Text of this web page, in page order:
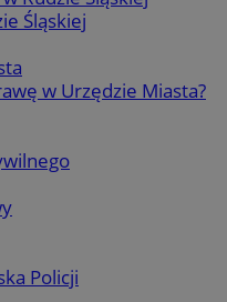
Śląskiej
w Urzędzie Miasta?
Policji